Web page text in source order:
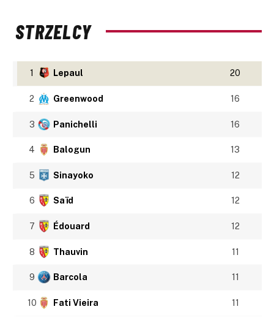
STRZELCY
1 Lepaul 20
2 Greenwood 16
3 Panichelli 16
4 Balogun 13
5 Sinayoko 12
6 Saïd 12
7 Édouard 12
8 Thauvin 11
9 Barcola 11
10 Fati Vieira 11